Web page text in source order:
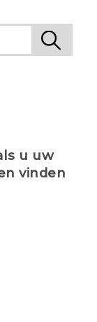
u uw
vinden